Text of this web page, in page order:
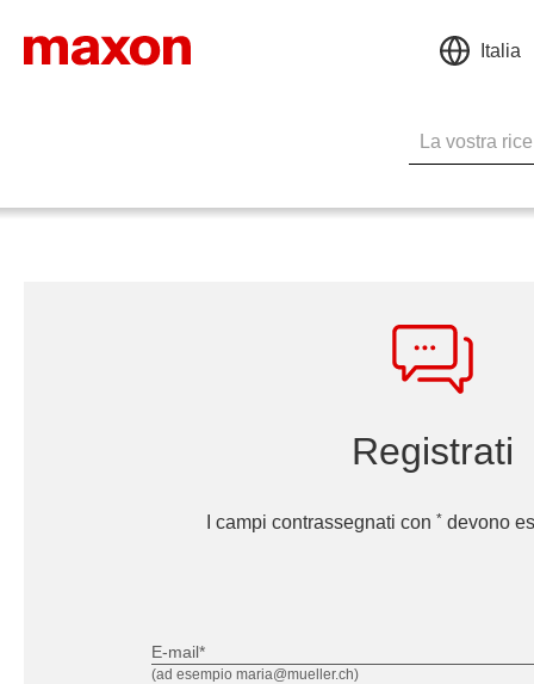
Italia
Registrati
I campi contrassegnati con * devono
(ad esempio maria@mueller.ch)
E-mail*